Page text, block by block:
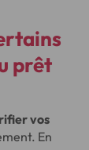
prêt
vos
En